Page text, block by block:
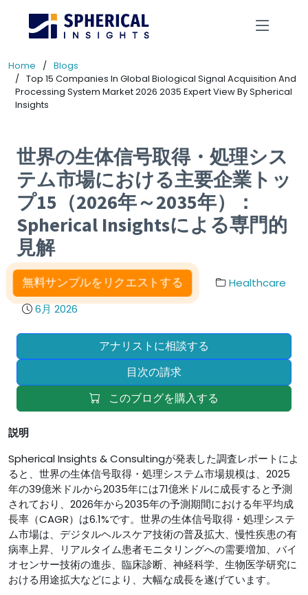
Home
Blogs
Top 15 Companies In Global Biological Signal Acquisition And
Processing System Market 2026 2035 Expert View By Spherical
Insights
世界の生体信号取得・処理シス
テム市場における主要企業トッ
プ15（2026年～2035年）：
Spherical Insightsによる専門的
見解
無料サンプルをリクエストする
Healthcare
6月 2026
アナリストに相談する
目次の請求
このブログを購入する
説明
Spherical Insights & Consultingが発表した調査レポートによ
ると、世界の生体信号取得・処理システム市場規模は、2025
年の39億米ドルから2035年には71億米ドルに成長すると予測
されており、2026年から2035年の予測期間における年平均成
長率（CAGR）は6.1%です。世界の生体信号取得・処理システ
ム市場は、デジタルヘルスケア技術の普及拡大、慢性疾患の有
病率上昇、リアルタイム患者モニタリングへの需要増加、バイ
オセンサー技術の進歩、臨床診断、神経科学、生物医学研究に
おける用途拡大などにより、大幅な成長を遂げています。